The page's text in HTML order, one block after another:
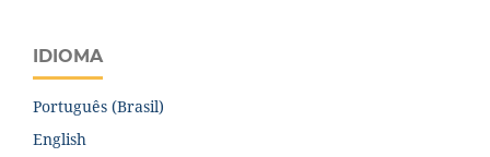
IDIOMA
Português (Brasil)
English